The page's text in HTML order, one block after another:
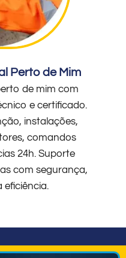
Perto de Mim
de mim com
e certificado.
instalações,
comandos
24h. Suporte
com segurança,
eficiência.